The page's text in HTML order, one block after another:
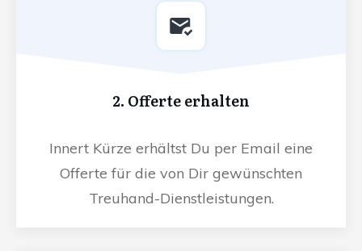
2. Offerte erhalten
Innert Kürze erhältst Du per Email eine
Offerte für die von Dir gewünschten
Treuhand-Dienstleistungen.